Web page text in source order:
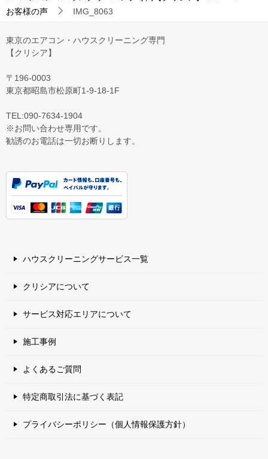
お客様の声
IMG_8063
東京のエアコン・ハウスクリーニング専門
【クリシア】
〒196-0003
東京都昭島市松原町1-9‐18‐1F
TEL:090-7634-1904
※お問い合わせ専用です。
勧誘のお電話は一切お断りします。
ハウスクリーニングサービス一覧
クリシアについて
サービス対応エリアについて
施工事例
よくあるご質問
特定商取引法に基づく表記
プライバシーポリシー（個人情報保護方針）